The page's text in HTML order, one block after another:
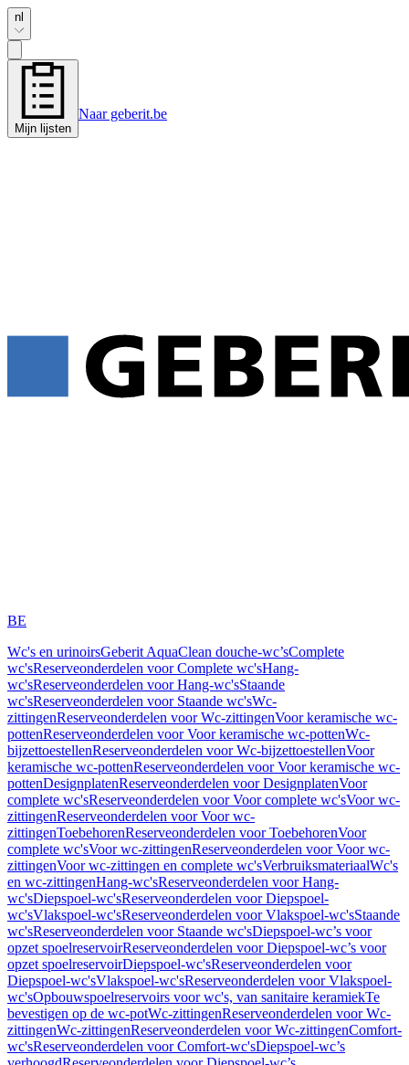
nl
Mijn lijsten
Naar geberit.be
BE
Wc's en urinoirsGeberit AquaClean douche-wc’sComplete
wc'sReserveonderdelen voor Complete wc'sHang-
wc'sReserveonderdelen voor Hang-wc'sStaande
wc'sReserveonderdelen voor Staande wc'sWc-
zittingenReserveonderdelen voor Wc-zittingenVoor keramische wc-
pottenReserveonderdelen voor Voor keramische wc-pottenWc-
bijzettoestellenReserveonderdelen voor Wc-bijzettoestellenVoor
keramische wc-pottenReserveonderdelen voor Voor keramische wc-
pottenDesignplatenReserveonderdelen voor DesignplatenVoor
complete wc'sReserveonderdelen voor Voor complete wc'sVoor wc-
zittingenReserveonderdelen voor Voor wc-
zittingenToebehorenReserveonderdelen voor ToebehorenVoor
complete wc'sVoor wc-zittingenReserveonderdelen voor Voor wc-
zittingenVoor wc-zittingen en complete wc'sVerbruiksmateriaalWc's
en wc-zittingenHang-wc'sReserveonderdelen voor Hang-
wc'sDiepspoel-wc'sReserveonderdelen voor Diepspoel-
wc'sVlakspoel-wc'sReserveonderdelen voor Vlakspoel-wc'sStaande
wc'sReserveonderdelen voor Staande wc'sDiepspoel-wc’s voor
opzet spoelreservoirReserveonderdelen voor Diepspoel-wc’s voor
opzet spoelreservoirDiepspoel-wc'sReserveonderdelen voor
Diepspoel-wc'sVlakspoel-wc'sReserveonderdelen voor Vlakspoel-
wc'sOpbouwspoelreservoirs voor wc's, van sanitaire keramiekTe
bevestigen op de wc-potWc-zittingenReserveonderdelen voor Wc-
zittingenWc-zittingenReserveonderdelen voor Wc-zittingenComfort-
wc'sReserveonderdelen voor Comfort-wc'sDiepspoel-wc’s